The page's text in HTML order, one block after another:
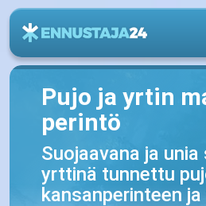
Pujo ja yrtin
perintö
Suojaavana ja
yrttinä tunnettu
kansanperinteen